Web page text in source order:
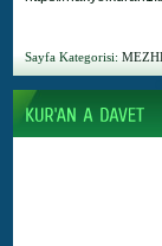
Sayfa Kategorisi: